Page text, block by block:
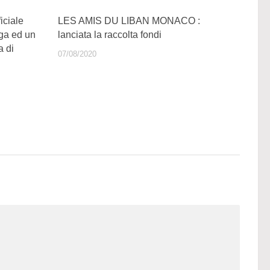
ed un
di
LES AMIS DU LIBAN MONACO :
lanciata la raccolta fondi
07/08/2020